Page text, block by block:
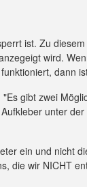
ist. Zu
wird.
dann
gibt zwei
unter
ein und nicht
die wir NICHT